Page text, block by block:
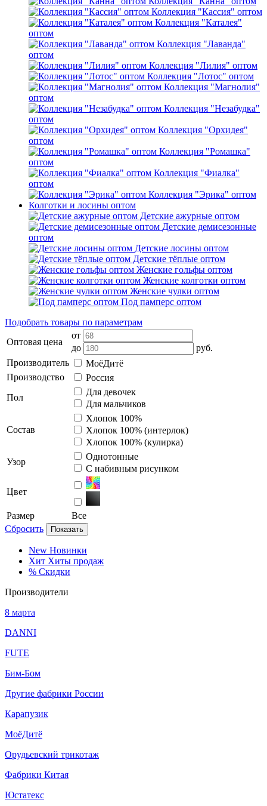
Коллекция "Кассия" оптом
Коллекция "Каталея"
оптом
Коллекция "Лаванда"
оптом
Коллекция "Лилия" оптом
Коллекция "Лотос" оптом
Коллекция "Магнолия"
оптом
Коллекция "Незабудка"
оптом
Коллекция "Орхидея"
оптом
Коллекция "Ромашка"
оптом
Коллекция "Фиалка"
оптом
Коллекция "Эрика" оптом
Колготки и лосины оптом
Детские ажурные оптом
Детские демисезонные
оптом
Детские лосины оптом
Детские тёплые оптом
Женские гольфы оптом
Женские колготки оптом
Женские чулки оптом
Под памперс оптом
Подобрать товары по параметрам
Оптовая цена
от
до
руб.
Производитель
МоёДитё
Производство
Россия
Пол
Для девочек
Для мальчиков
Состав
Хлопок 100%
Хлопок 100% (интерлок)
Хлопок 100% (кулирка)
Узор
Однотонные
С набивным рисунком
Цвет
Размер
Все
Сбросить
Показать
New Новинки
Хит Хиты продаж
% Скидки
Производители
8 марта
DANNI
FUTE
Бим-Бом
Другие фабрики России
Карапузик
МоёДитё
Орудьевский трикотаж
Фабрики Китая
Юстатекс